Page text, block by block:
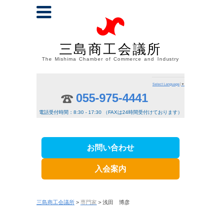
三島商工会議所
The Mishima Chamber of Commerce and Industry
Select Language ▼
055-975-4441
電話受付時間：8:30 - 17:30 （FAXは24時間受付けております）
お問い合わせ
入会案内
三島商工会議所 > 専門家 > 浅田 博彦